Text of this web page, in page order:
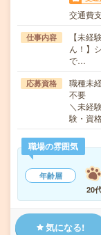
交通費
仕事内容
【未経
ん！】
で…
応募資格
職種未
不要
＼未経
験・資
職場の雰囲気
年齢層
20
気になる!